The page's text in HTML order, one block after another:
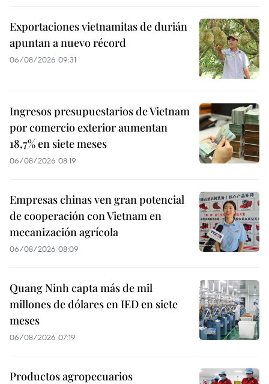
Exportaciones vietnamitas de durián
apuntan a nuevo récord
06/08/2026 09:31
Ingresos presupuestarios de Vietnam
por comercio exterior aumentan
18,7% en siete meses
06/08/2026 08:19
Empresas chinas ven gran potencial
de cooperación con Vietnam en
mecanización agrícola
06/08/2026 08:09
Quang Ninh capta más de mil
millones de dólares en IED en siete
meses
06/08/2026 07:19
Productos agropecuarios